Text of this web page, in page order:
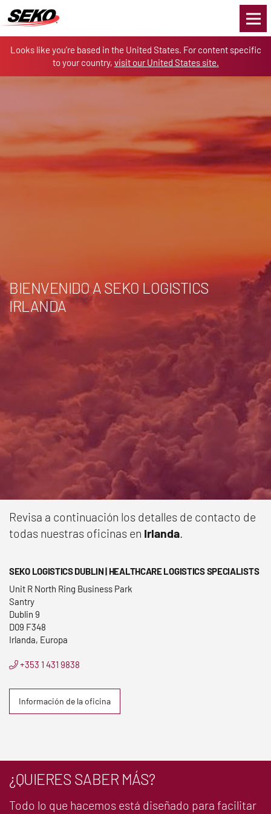
Looks like you’re based in the United States. For content specific
to your country, visit our United States site.
BIENVENIDO A SEKO LOGISTICS
IRLANDA
Revisa a continuación los detalles de contacto de
todas nuestras oficinas en Irlanda.
SEKO LOGISTICS DUBLIN | HEALTHCARE LOGISTICS SPECIALISTS
Unit R North Ring Business Park
Santry
Dublin 9
D09 F348
Irlanda, Europa
+353 1 431 9838
Información de la oficina
¿QUIERES SABER MÁS?
Todo lo que hacemos está diseñado para facilitar